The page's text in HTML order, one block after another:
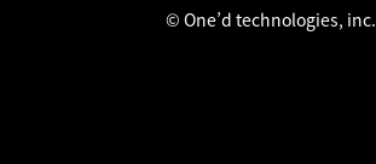
© One’d technologies, inc.